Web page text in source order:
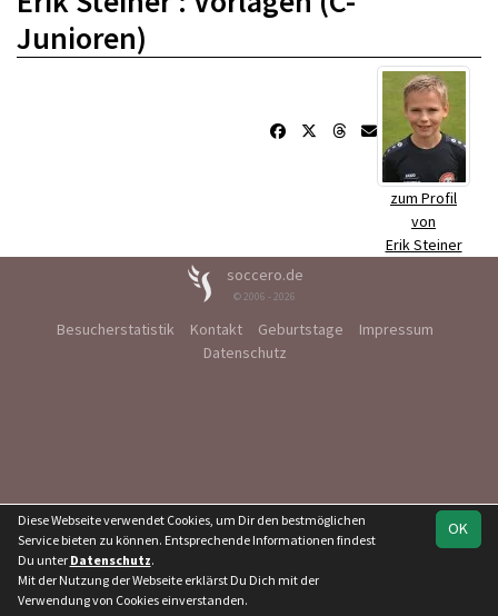
Junioren)
zum Profil
von
Erik Steiner
soccero.de
© 2006 - 2026
Besucherstatistik Kontakt Geburtstage
Impressum
Datenschutz
OK
Diese Webseite verwendet Cookies, um Dir den bestmöglichen
Service bieten zu können. Entsprechende Informationen findest
Du unter Datenschutz.
Mit der Nutzung der Webseite erklärst Du Dich mit der
Verwendung von Cookies einverstanden.